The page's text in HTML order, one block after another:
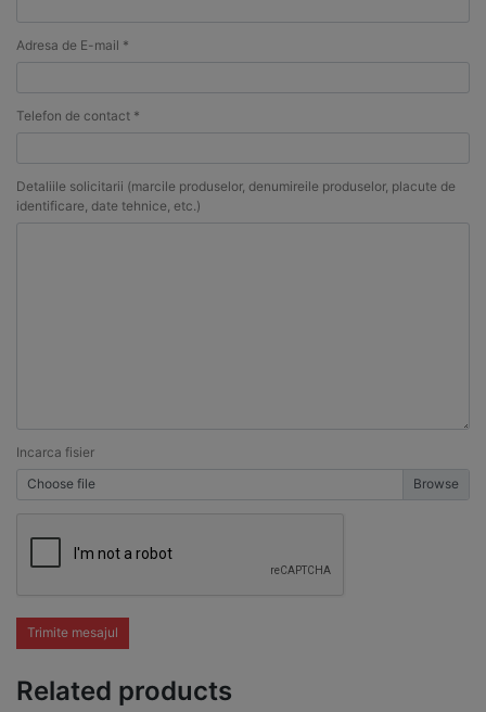
Adresa de E-mail *
Telefon de contact *
Detaliile solicitarii (marcile produselor, denumireile produselor, placute de
identificare, date tehnice, etc.)
Incarca fisier
Choose file
Trimite mesajul
Related products